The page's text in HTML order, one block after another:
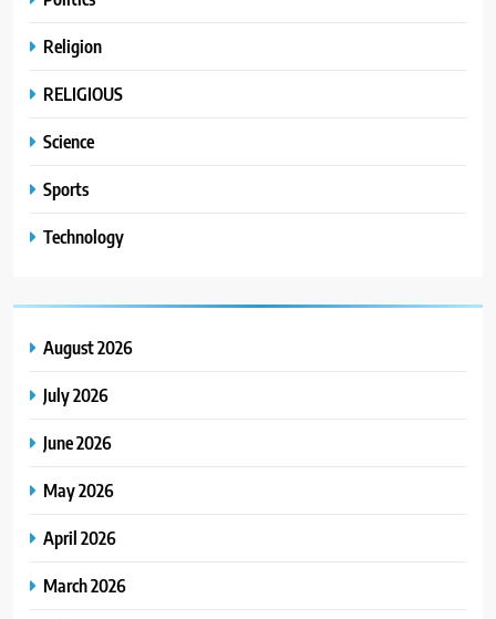
Religion
RELIGIOUS
Science
Sports
Technology
August 2026
July 2026
June 2026
May 2026
April 2026
March 2026